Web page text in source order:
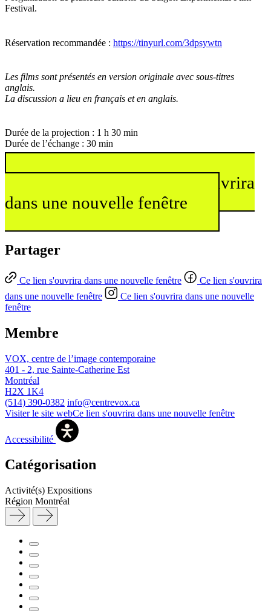
Festival.
Réservation recommandée : https://tinyurl.com/3dpsywtn
Les films sont présentés en version originale avec sous-titres
anglais.
La discussion a lieu en français et en anglais.
Durée de la projection : 1 h 30 min
Durée de l’échange : 30 min
Ce lien s'ouvrira
dans une nouvelle fenêtre
Partager
Ce lien s'ouvrira dans une nouvelle fenêtre
Ce lien s'ouvrira
dans une nouvelle fenêtre
Ce lien s'ouvrira dans une nouvelle
fenêtre
Membre
VOX, centre de l’image contemporaine
401 - 2, rue Sainte-Catherine Est
Montréal
H2X 1K4
(514) 390-0382 info@centrevox.ca
Visiter le site webCe lien s'ouvrira dans une nouvelle fenêtre
Accessibilité
Catégorisation
Activité(s) Expositions
Région Montréal